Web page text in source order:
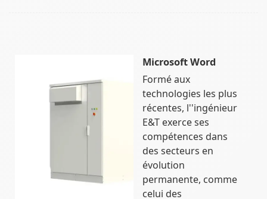
Microsoft Word
Formé aux
technologies les plus
récentes, l''ingénieur
E&T exerce ses
compétences dans
des secteurs en
évolution
permanente, comme
celui des